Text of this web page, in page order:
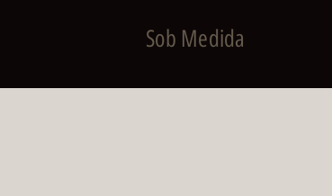
Sob Medida